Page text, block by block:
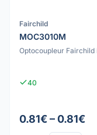
Fairchild
MOC3010M
Optocoupleur Fairchild
40
0.81€ – 0.81€